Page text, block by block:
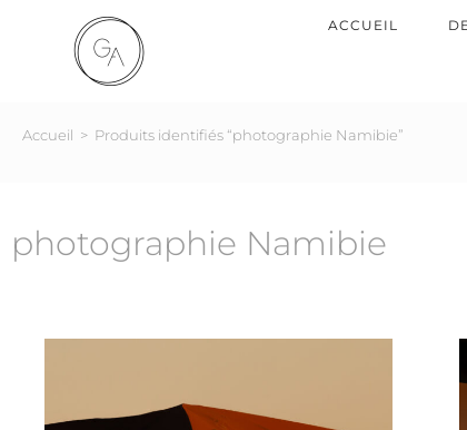
ACCUEIL
Accueil > Produits identifiés “photographie Namibie”
photographie Namibie